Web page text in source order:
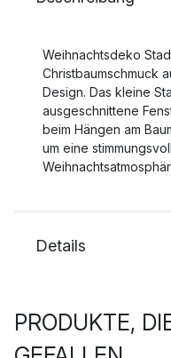
Weihnachtsdeko
Christbaumschmuck
Design. Das kleine
ausgeschnittene
beim Hängen am
um eine
Details
PRODUKTE,